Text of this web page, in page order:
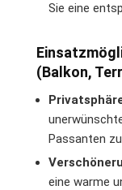
Sie eine
(Balkon,
Passanten
eine warme